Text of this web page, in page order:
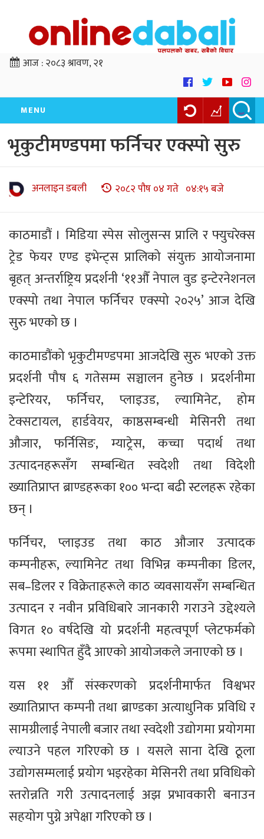
आज :२०८३ श्रावण, २१
MENU
भृकुटीमण्डपमा फर्निचर एक्स्पो सुरु
अनलाइन डबली २०८२ पौष ०४ गते ०४:१५ बजे
काठमाडौं । मिडिया स्पेस सोलुसन्स प्रालि र फ्युचरेक्स
ट्रेड फेयर एण्ड इभेन्ट्स प्रालिको संयुक्त आयोजनामा
बृहत् अन्तर्राष्ट्रिय प्रदर्शनी ‘११औँ नेपाल वुड इन्टेरनेशनल
एक्स्पो तथा नेपाल फर्निचर एक्स्पो २०२५’ आज देखि
सुरु भएको छ ।
काठमाडौंको भृकुटीमण्डपमा आजदेखि सुरु भएको उक्त
प्रदर्शनी पौष ६ गतेसम्म सञ्चालन हुनेछ । प्रदर्शनीमा
इन्टेरियर, फर्निचर, प्लाइउड, ल्यामिनेट, होम
टेक्सटायल, हार्डवेयर, काष्ठसम्बन्धी मेसिनरी तथा
औजार, फर्निसिङ, म्याट्रेस, कच्चा पदार्थ तथा
उत्पादनहरूसँग सम्बन्धित स्वदेशी तथा विदेशी
ख्यातिप्राप्त ब्राण्डहरूका १०० भन्दा बढी स्टलहरू रहेका
छन् ।
फर्निचर, प्लाइउड तथा काठ औजार उत्पादक
कम्पनीहरू, ल्यामिनेट तथा विभिन्न कम्पनीका डिलर,
सब–डिलर र विक्रेताहरूले काठ व्यवसायसँग सम्बन्धित
उत्पादन र नवीन प्रविधिबारे जानकारी गराउने उद्देश्यले
विगत १० वर्षदेखि यो प्रदर्शनी महत्वपूर्ण प्लेटफर्मको
रूपमा स्थापित हुँदै आएको आयोजकले जनाएको छ ।
यस ११ औँ संस्करणको प्रदर्शनीमार्फत विश्वभर
ख्यातिप्राप्त कम्पनी तथा ब्राण्डका अत्याधुनिक प्रविधि र
सामग्रीलाई नेपाली बजार तथा स्वदेशी उद्योगमा प्रयोगमा
ल्याउने पहल गरिएको छ । यसले साना देखि ठूला
उद्योगसम्मलाई प्रयोग भइरहेका मेसिनरी तथा प्रविधिको
स्तरोन्नति गरी उत्पादनलाई अझ प्रभावकारी बनाउन
सहयोग पुग्ने अपेक्षा गरिएको छ ।